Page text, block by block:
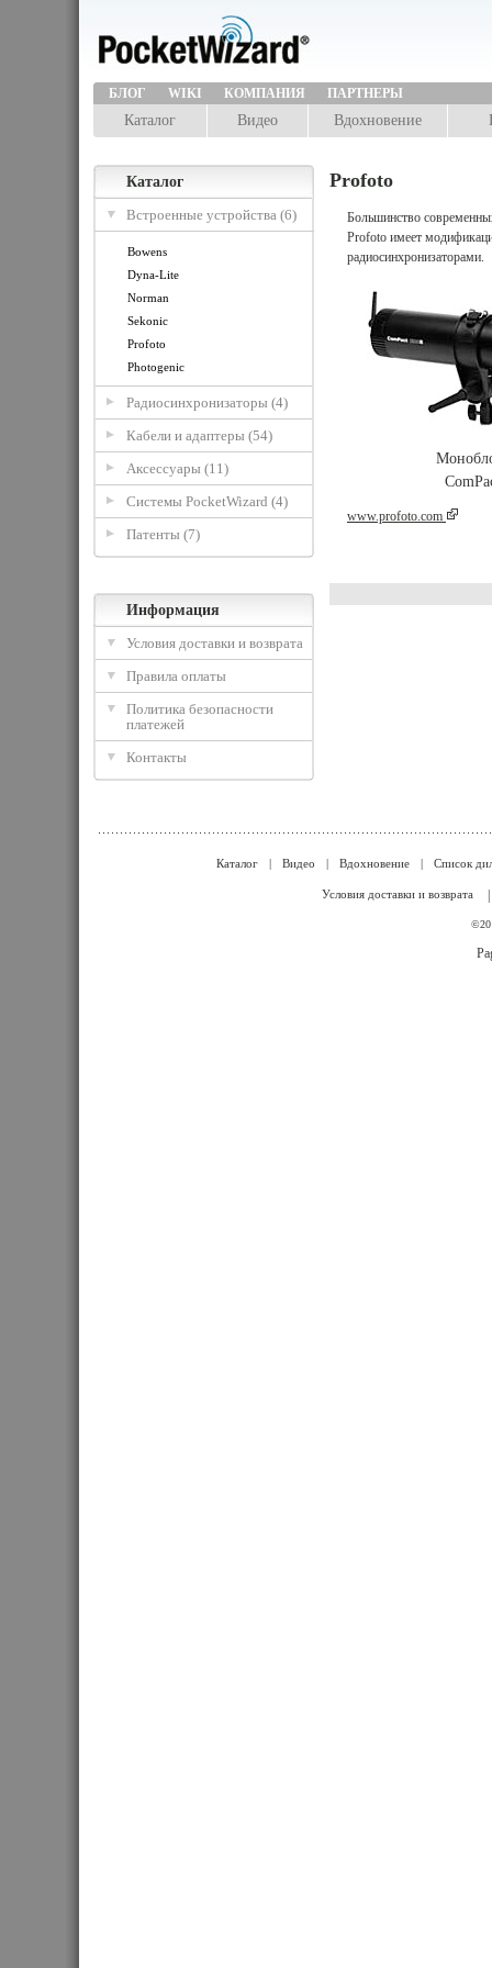
БЛОГ WIKI КОМПАНИЯ ПАРТНЕРЫ
Каталог Видео Вдохновение
Каталог
Встроенные устройства (6)
Bowens
Dyna-Lite
Norman
Sekonic
Profoto
Photogenic
Радиосинхронизаторы (4)
Кабели и адаптеры (54)
Аксессуары (11)
Системы PocketWizard (4)
Патенты (7)
Информация
Условия доставки и возврата
Правила оплаты
Политика безопасности
платежей
Контакты
Profoto
Большинство
Profoto имеет
радиосинхронизаторами.
www.profoto.com
Каталог | Видео | Вдохновение | Список
Условия доставки и возврата